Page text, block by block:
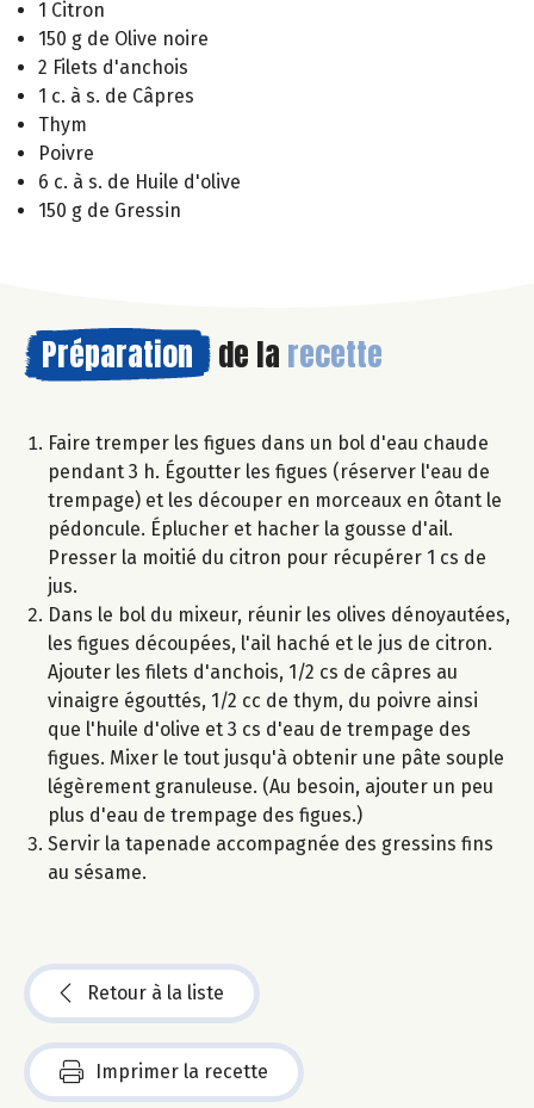
1 Citron
150 g de Olive noire
2 Filets d'anchois
1 c. à s. de Câpres
Thym
Poivre
6 c. à s. de Huile d'olive
150 g de Gressin
Préparation de la recette
Faire tremper les figues dans un bol d'eau chaude
pendant 3 h. Égoutter les figues (réserver l'eau de
trempage) et les découper en morceaux en ôtant le
pédoncule. Éplucher et hacher la gousse d'ail.
Presser la moitié du citron pour récupérer 1 cs de
jus.
Dans le bol du mixeur, réunir les olives dénoyautées,
les figues découpées, l'ail haché et le jus de citron.
Ajouter les filets d'anchois, 1/2 cs de câpres au
vinaigre égouttés, 1/2 cc de thym, du poivre ainsi
que l'huile d'olive et 3 cs d'eau de trempage des
figues. Mixer le tout jusqu'à obtenir une pâte souple
légèrement granuleuse. (Au besoin, ajouter un peu
plus d'eau de trempage des figues.)
Servir la tapenade accompagnée des gressins fins
au sésame.
Retour à la liste
Imprimer la recette